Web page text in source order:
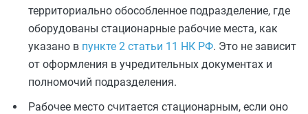
территориально обособленное подразделение, где
оборудованы стационарные рабочие места, как
указано в пункте 2 статьи 11 НК РФ. Это не зависит
от оформления в учредительных документах и
полномочий подразделения.
Рабочее место считается стационарным, если оно